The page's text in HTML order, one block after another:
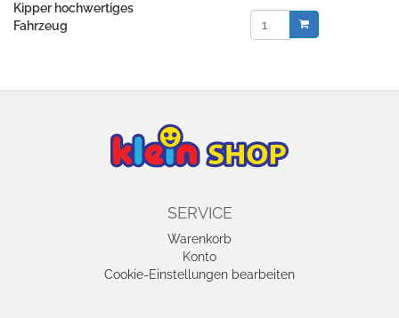
Kipper hochwertiges
Fahrzeug
SERVICE
Warenkorb
Konto
Cookie-Einstellungen bearbeiten